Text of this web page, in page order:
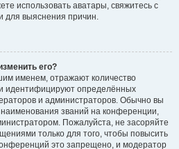
использовать аватары, свяжитесь с
для выяснения причин.
его?
именем, отражают количество
идентифицируют определённых
и администраторов. Обычно вы
званий на конференции,
Пожалуйста, не засоряйте
только для того, чтобы повысить
это запрещено, и модератор